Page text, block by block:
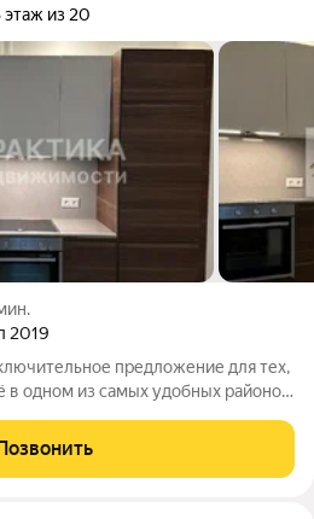
этаж из 20
2019
предложение для тех,
в одном из самых удобных районов
сочетание продуманной